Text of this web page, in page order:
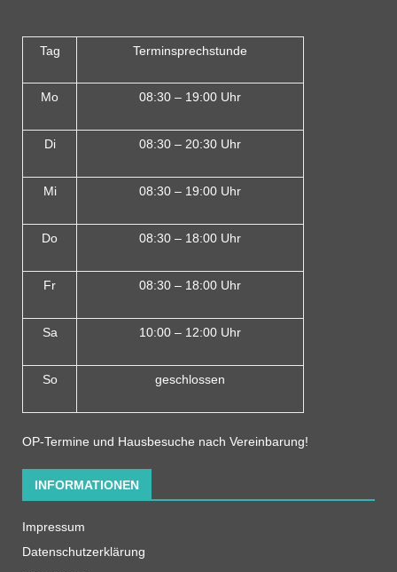
Tag Terminsprechstunde
Mo 08:30 – 19:00 Uhr
Di 08:30 – 20:30 Uhr
Mi 08:30 – 19:00 Uhr
Do 08:30 – 18:00 Uhr
Fr 08:30 – 18:00 Uhr
Sa 10:00 – 12:00 Uhr
So geschlossen
OP-Termine und Hausbesuche nach Vereinbarung!
INFORMATIONEN
Impressum
Datenschutzerklärung